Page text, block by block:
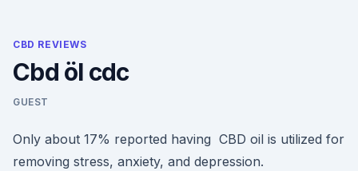
CBD REVIEWS
Cbd öl cdc
GUEST
Only about 17% reported having CBD oil is utilized for
removing stress, anxiety, and depression.